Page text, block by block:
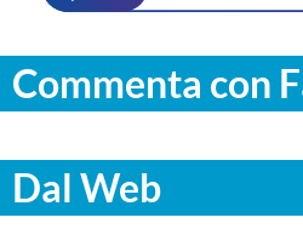
Commenta con
Dal Web